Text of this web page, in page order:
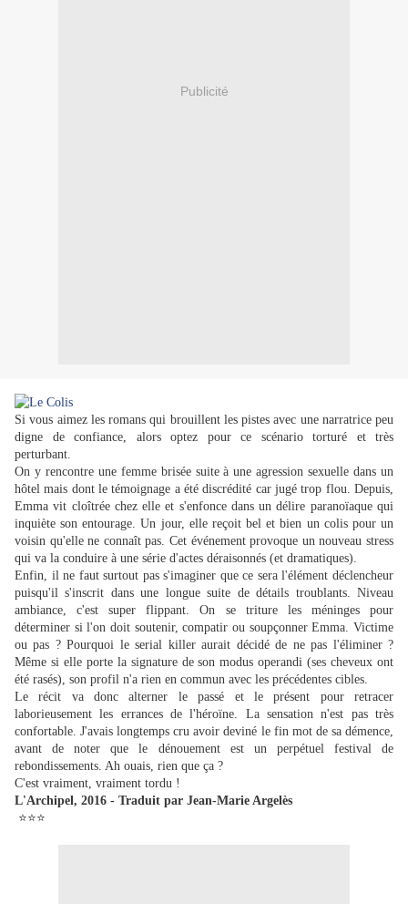
Publicité
Si vous aimez les romans qui brouillent les pistes avec une narratrice peu
digne de confiance, alors optez pour ce scénario torturé et très
perturbant.
On y rencontre une femme brisée suite à une agression sexuelle dans un
hôtel mais dont le témoignage a été discrédité car jugé trop flou. Depuis,
Emma vit cloîtrée chez elle et s'enfonce dans un délire paranoïaque qui
inquiète son entourage. Un jour, elle reçoit bel et bien un colis pour un
voisin qu'elle ne connaît pas. Cet événement provoque un nouveau stress
qui va la conduire à une série d'actes déraisonnés (et dramatiques).
Enfin, il ne faut surtout pas s'imaginer que ce sera l'élément déclencheur
puisqu'il s'inscrit dans une longue suite de détails troublants. Niveau
ambiance, c'est super flippant. On se triture les méninges pour
déterminer si l'on doit soutenir, compatir ou soupçonner Emma. Victime
ou pas ? Pourquoi le serial killer aurait décidé de ne pas l'éliminer ?
Même si elle porte la signature de son modus operandi (ses cheveux ont
été rasés), son profil n'a rien en commun avec les précédentes cibles.
Le récit va donc alterner le passé et le présent pour retracer
laborieusement les errances de l'héroïne. La sensation n'est pas très
confortable. J'avais longtemps cru avoir deviné le fin mot de sa démence,
avant de noter que le dénouement est un perpétuel festival de
rebondissements. Ah ouais, rien que ça ?
C'est vraiment, vraiment tordu !
L'Archipel, 2016 - Traduit par Jean-Marie Argelès
⭐⭐⭐